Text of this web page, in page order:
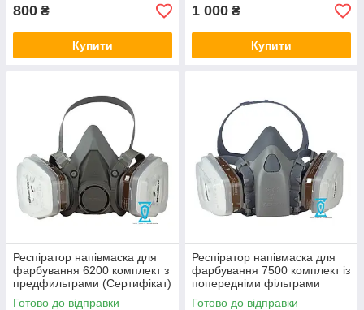
800 ₴
Купити
1 000 ₴
Купити
Респіратор напівмаска для
фарбування 6200 комплект з
предфильтрами (Сертифікат)
Готово до відправки
Респіратор напівмаска для
фарбування 7500 комплект із
попередніми фільтрами
(Сертифікат)
Готово до відправки